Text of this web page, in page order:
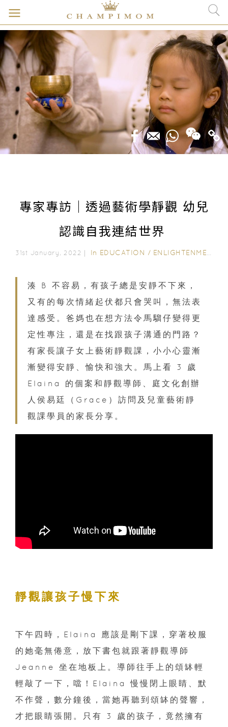
專家專訪｜透過藝術學靜觀 幼兒
認識自我連結世界
31st January, 2022｜ In EDUCATION / ENLIGHTENMENT CORNER
湊 B 不容易，有孩子總是安靜不下來，
又有的每次情緒起伏都只會哭叫，無法表
達感受。爸媽也在想方法令馬騮仔變得更
定性專注，還是在找跟孩子溝通的門路？
有家長讓子女上藝術靜觀課，小小心靈漸
漸變得安靜、愉快和強大。馬上看 3 歲
Elaina 的個案和靜觀導師、庭文化創辦
人侯易廷（Grace）訪問及兒童藝術靜
觀課學員的家長分享。
靜觀讓孩子慢下來
下午四時，Elaina 應該是剛下課，穿著校服
的她毫無倦意，放下書包就跟著靜觀導師
Jeanne 坐在地板上。導師往手上的頌缽輕
輕敲了一下，噹！Elaina 慢慢閉上眼睛、默
不作聲，數分鐘後，當她再聽到頌缽的聲響，
才把眼睛張開。只有 3 歲的孩子，竟然擁有